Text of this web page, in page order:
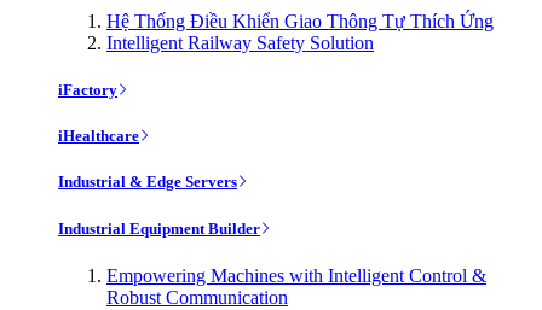
Hệ Thống Điều Khiển Giao Thông Tự Thích Ứng
Intelligent Railway Safety Solution
iFactory
iHealthcare
Industrial & Edge Servers
Industrial Equipment Builder
Empowering Machines with Intelligent Control &
Robust Communication